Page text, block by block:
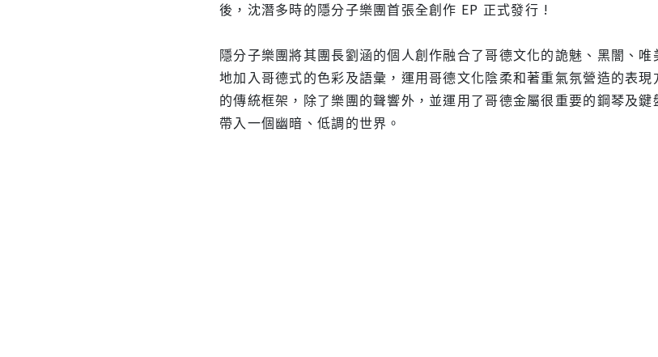
後，沈潛多時的隱分子樂團首張全創作 EP 正式發行 !
隱分子樂團將其團長劉涵的個人創作融合了哥德文化的詭魅、黑闇、
地加入哥德式的色彩及語彙，運用哥德文化陰柔和著重氣氛營造的表
的傳統框架，除了樂團的聲響外，並運用了哥德金屬很重要的鋼琴及
帶入一個幽暗、低調的世界。